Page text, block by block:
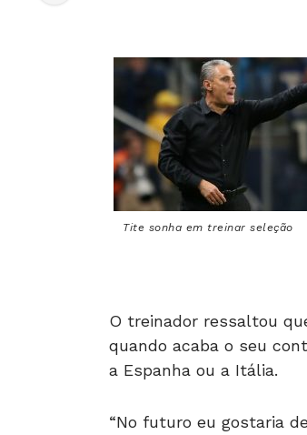
Tite sonha em treinar seleção
O treinador ressaltou
quando acaba o seu
a Espanha ou a Itália.
“No futuro eu gostaria